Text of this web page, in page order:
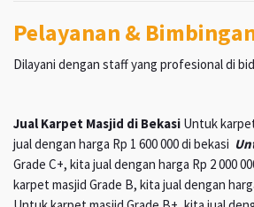
Pelayanan &
Dilayani dengan staff yang profesional di
Jual Karpet Masjid di Bekasi Untuk
jual dengan harga Rp 1 600 000 di bekasi
Grade C+, kita jual dengan harga Rp 2 000
karpet masjid Grade B, kita jual dengan